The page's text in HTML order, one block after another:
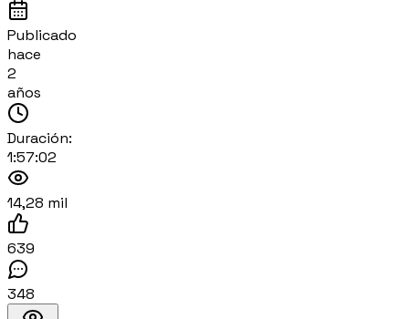
Publicado
hace
2
años
Duración:
1:57:02
14,28 mil
639
348